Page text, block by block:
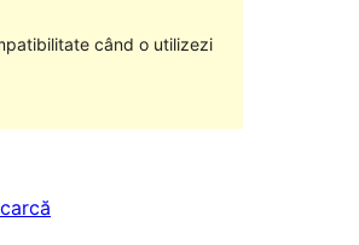
când o utilizezi